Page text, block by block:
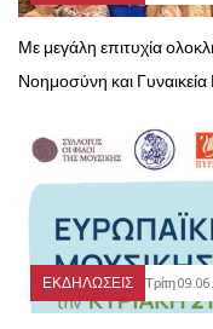
Με μεγάλη επιτυχία
Νοημοσύνη και
ΕΚΔΗΛΩΣΕΙΣ Τρίτη